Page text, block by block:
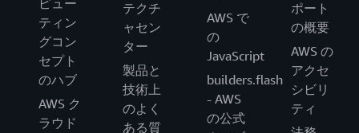
ピュー
ティン
グコン
セプト
のハブ
AWS ク
ラウド
テクチ
ャセン
ター
製品と
技術上
のよく
ある質
AWS で
の
JavaScript
builders.flash
- AWS
の公式
ポート
の概要
AWS の
アクセ
シビリ
ティ